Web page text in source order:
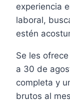
experiencia
laboral,
estén
Se les
a 30 de
completa y
brutos al